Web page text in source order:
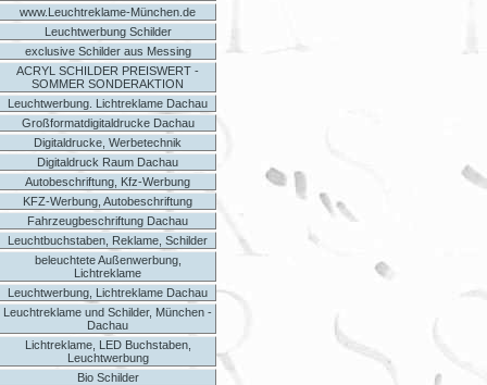
www.Leuchtreklame-München.de
Leuchtwerbung Schilder
exclusive Schilder aus Messing
ACRYL SCHILDER PREISWERT -
SOMMER SONDERAKTION
Leuchtwerbung. Lichtreklame Dachau
Großformatdigitaldrucke Dachau
Digitaldrucke, Werbetechnik
Digitaldruck Raum Dachau
Autobeschriftung, Kfz-Werbung
KFZ-Werbung, Autobeschriftung
Fahrzeugbeschriftung Dachau
Leuchtbuchstaben, Reklame, Schilder
beleuchtete Außenwerbung,
Lichtreklame
Leuchtwerbung, Lichtreklame Dachau
Leuchtreklame und Schilder, München -
Dachau
Lichtreklame, LED Buchstaben,
Leuchtwerbung
Bio Schilder